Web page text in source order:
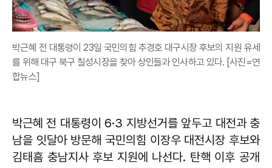
박근혜 전 대통령이 23일 국민의힘 추경호 대구시장 후보의 지원 유세
를 위해 대구 북구 칠성시장을 찾아 상인들과 인사하고 있다. [사진=연
합뉴스]
박근혜 전 대통령이 6·3 지방선거를 앞두고 대전과 충
남을 잇달아 방문해 국민의힘 이장우 대전시장 후보와
김태흠 충남지사 후보 지원에 나선다. 탄핵 이후 공개